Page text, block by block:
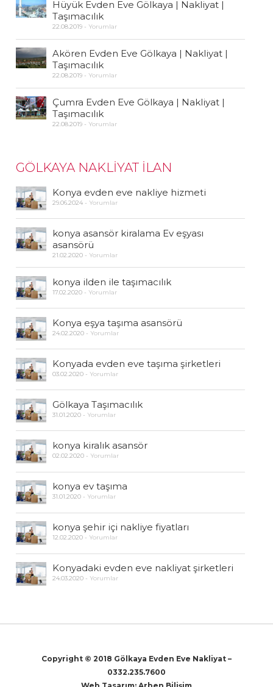
Hüyük Evden Eve Gölkaya | Nakliyat |
Taşımacılık
22.08.2019 - Yorumlar
Akören Evden Eve Gölkaya | Nakliyat |
Taşımacılık
22.08.2019 - Yorumlar
Çumra Evden Eve Gölkaya | Nakliyat |
Taşımacılık
22.08.2019 - Yorumlar
GÖLKAYA NAKLİYAT İLAN
Konya evden eve nakliye hizmeti
29.06.2024 - Yorumlar
konya asansör kiralama Ev eşyası
asansörü
21.02.2020 - Yorumlar
konya ilden ile taşımacılık
17.02.2020 - Yorumlar
Konya eşya taşıma asansörü
24.02.2020 - Yorumlar
Konyada evden eve taşıma şirketleri
03.02.2020 - Yorumlar
Gölkaya Taşımacılık
31.01.2020 - Yorumlar
konya kiralık asansör
02.02.2020 - Yorumlar
konya ev taşıma
31.01.2020 - Yorumlar
konya şehir içi nakliye fiyatları
12.02.2020 - Yorumlar
Konyadaki evden eve nakliyat şirketleri
24.03.2020 - Yorumlar
Copyright © 2018 Gölkaya Evden Eve Nakliyat –
0332.235.7600